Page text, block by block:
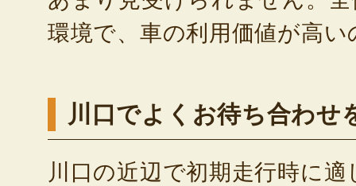
環境で、車の利用価値が高
川口でよくお待ち合わせ
川口の近辺で初期走行時に